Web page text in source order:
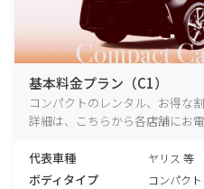
基本料金プラン（C1）
コンパクトのレンタル、お得な
詳細は、こちらから各店舗にお電
代表車種 ヤリス 等
ボディタイプ コンパクト